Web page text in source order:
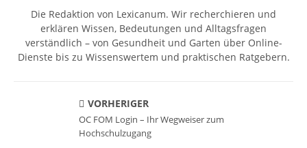
Die Redaktion von Lexicanum. Wir recherchieren und
erklären Wissen, Bedeutungen und Alltagsfragen
verständlich – von Gesundheit und Garten über Online-
Dienste bis zu Wissenswertem und praktischen Ratgebern.
VORHERIGER
OC FOM Login – Ihr Wegweiser zum
Hochschulzugang